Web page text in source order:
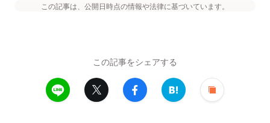
この記事は、公開日時点の情報や法律に基づいています。
この記事をシェアする